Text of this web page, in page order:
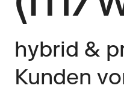
hybrid &
Kunden